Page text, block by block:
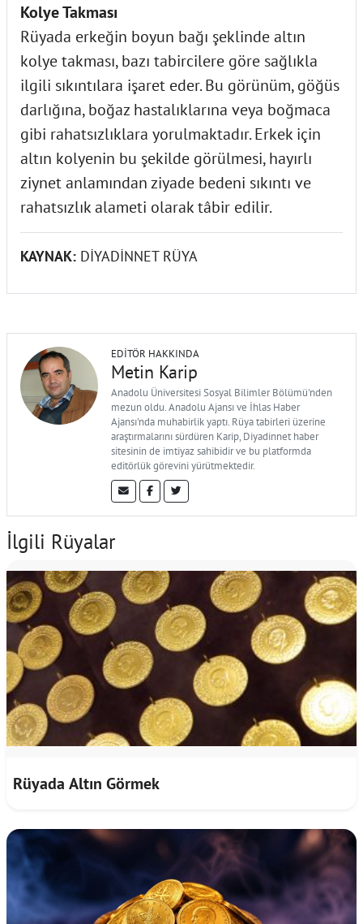
Kolye Takması
Rüyada erkeğin boyun bağı şeklinde altın
kolye takması, bazı tabircilere göre sağlıkla
ilgili sıkıntılara işaret eder. Bu görünüm, göğüs
darlığına, boğaz hastalıklarına veya boğmaca
gibi rahatsızlıklara yorulmaktadır. Erkek için
altın kolyenin bu şekilde görülmesi, hayırlı
ziynet anlamından ziyade bedeni sıkıntı ve
rahatsızlık alameti olarak tâbir edilir.
KAYNAK: DİYADİNNET RÜYA
EDITÖR HAKKINDA
Metin Karip
Anadolu Üniversitesi Sosyal Bilimler Bölümü'nden
mezun oldu. Anadolu Ajansı ve İhlas Haber
Ajansı'nda muhabirlik yaptı. Rüya tabirleri üzerine
araştırmalarını sürdüren Karip, Diyadinnet haber
sitesinin de imtiyaz sahibidir ve bu platformda
editörlük görevini yürütmektedir.
İlgili Rüyalar
Rüyada Altın Görmek